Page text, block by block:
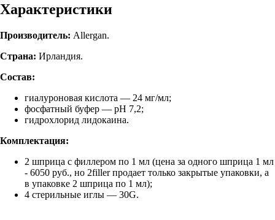
Характеристики
Производитель: Allergan.
Страна: Ирландия.
Состав:
гиалуроновая кислота — 24 мг/мл;
фосфатный буфер — pH 7,2;
гидрохлорид лидокаина.
Комплектация:
2 шприца с филлером по 1 мл (цена за одного шприца 1 мл
- 6050 руб., но 2filler продает только закрытые упаковки, а
в упаковке 2 шприца по 1 мл);
4 стерильные иглы — 30G.